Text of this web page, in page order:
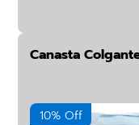
Canasta
10% Off